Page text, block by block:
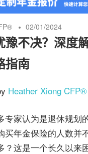
02/01/2024
豫不决？深度
指南
Heather Xiong CFP®️
专家认为是退休规划
买年金保险的人数并
？这是一个长久以来